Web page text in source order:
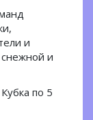
и
и
по 5